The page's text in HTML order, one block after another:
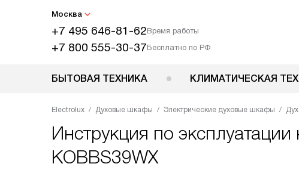
Москва
+7 495 646-81-62Время работы
+7 800 555-30-37Бесплатно по РФ
БЫТОВАЯ ТЕХНИКА КЛИМАТИЧЕСКАЯ
Electrolux Духовые шкафы Электрические духовые шкафы
Инструкция по
KOBBS39WX